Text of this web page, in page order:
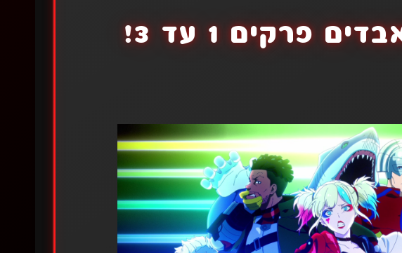
פרקים 1 עד 3!